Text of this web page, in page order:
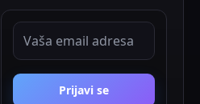
EMAIL ADRESA
Prijavi se